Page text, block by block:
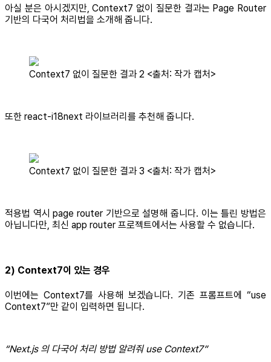
아실 분은 아시겠지만, Context7 없이 질문한 결과는 Page Router
기반의 다국어 처리법을 소개해 줍니다.
Context7 없이 질문한 결과 2 <출처: 작가 캡처>
또한 react-i18next 라이브러리를 추천해 줍니다.
Context7 없이 질문한 결과 3 <출처: 작가 캡처>
적용법 역시 page router 기반으로 설명해 줍니다. 이는 틀린 방법은
아닙니다만, 최신 app router 프로젝트에서는 사용할 수 없습니다.
2) Context7이 있는 경우
이번에는 Context7를 사용해 보겠습니다. 기존 프롬프트에 “use
Context7”만 같이 입력하면 됩니다.
“Next.js 의 다국어 처리 방법 알려줘 use Context7”